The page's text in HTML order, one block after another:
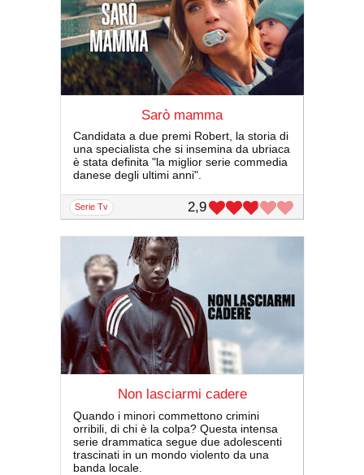
Sarò mamma
Candidata a due premi Robert, la storia di
una specialista che si insemina da ubriaca
è stata definita "la miglior serie commedia
danese degli ultimi anni".
serie Tv 2,9
Non lasciarmi cadere
Quando i minori commettono crimini
orribili, di chi è la colpa? Questa intensa
serie drammatica segue due adolescenti
trascinati in un mondo violento da una
banda locale.